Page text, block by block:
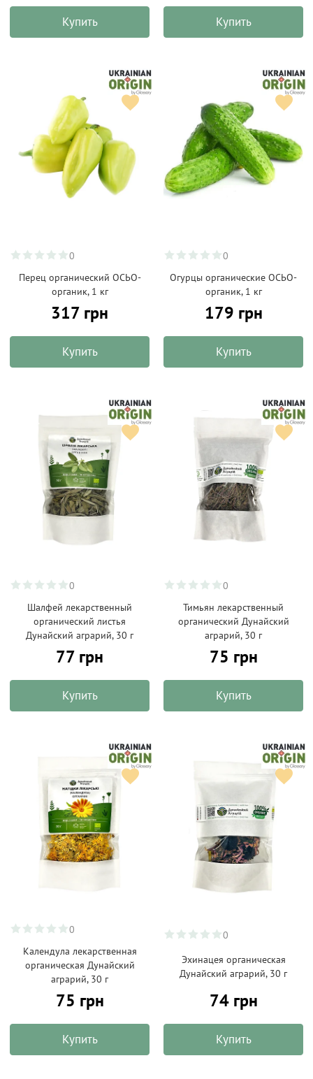
Купить Купить
0
Перец органический ОСЬО-
органик, 1 кг
317 грн
Купить
0
Огурцы органические ОСЬО-
органик, 1 кг
179 грн
Купить
0
Шалфей лекарственный
органический листья
Дунайский аграрий, 30 г
77 грн
Купить
0
Тимьян лекарственный
органический Дунайский
аграрий, 30 г
75 грн
Купить
0
Календула лекарственная
органическая Дунайский
аграрий, 30 г
75 грн
Купить
0
Эхинацея органическая
Дунайский аграрий, 30 г
74 грн
Купить